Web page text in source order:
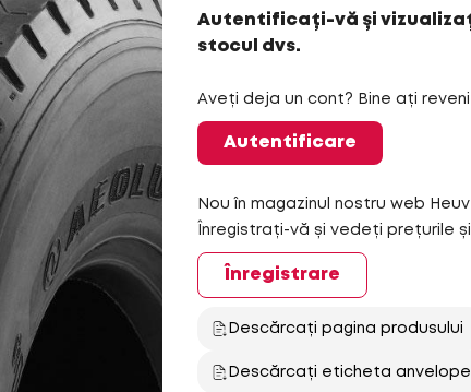
Autentificați-vă și
stocul dvs.
Aveți deja un cont? Bine ați
Autentificare
Nou în magazinul nostru web
Înregistrați-vă și vedeți prețurile
Înregistrare
Descărcați pagina produsului
Descărcați eticheta anvelopei